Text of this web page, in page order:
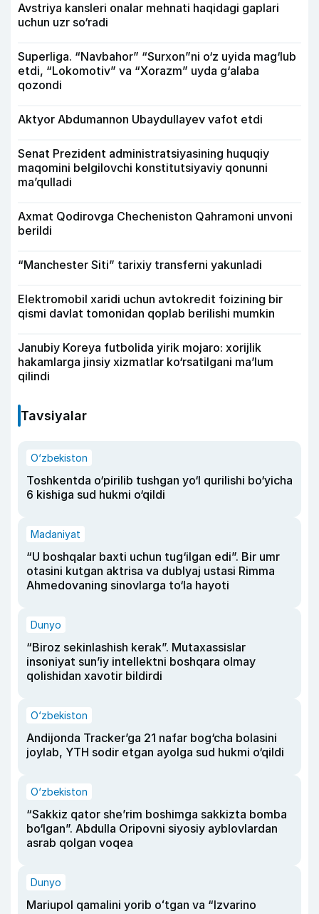
Avstriya kansleri onalar mehnati haqidagi gaplari
uchun uzr so‘radi
Superliga. “Navbahor” “Surxon”ni o‘z uyida mag‘lub
etdi, “Lokomotiv” va “Xorazm” uyda g‘alaba
qozondi
Aktyor Abdu­mannon Ubaydullayev vafot etdi
Senat Prezident administratsiyasining huquqiy
maqomini belgilovchi konstitutsiyaviy qonunni
ma’qulladi
Axmat Qodirovga Checheniston Qahramoni unvoni
berildi
“Manchester Siti” tarixiy transferni yakunladi
Elektromobil xaridi uchun avtokredit foizining bir
qismi davlat tomonidan qoplab berilishi mumkin
Janubiy Koreya futbolida yirik mojaro: xorijlik
hakamlarga jinsiy xizmatlar ko‘rsatilgani ma’lum
qilindi
Tavsiyalar
O‘zbekiston
Toshkentda o‘pirilib tushgan yo‘l qurilishi bo‘yicha
6 kishiga sud hukmi o‘qildi
Madaniyat
“U boshqalar baxti uchun tug‘ilgan edi”. Bir umr
otasini kutgan aktrisa va dublyaj ustasi Rimma
Ahmedovaning sinovlarga to‘la hayoti
Dunyo
“Biroz sekinlashish kerak”. Mutaxassislar
insoniyat sun’iy intellektni boshqara olmay
qolishidan xavotir bildirdi
O‘zbekiston
Andijonda Tracker’ga 21 nafar bog‘cha bolasini
joylab, YTH sodir etgan ayolga sud hukmi o‘qildi
O‘zbekiston
“Sakkiz qator she’rim boshimga sakkizta bomba
bo‘lgan”. Abdulla Oripovni siyosiy ayblovlardan
asrab qolgan voqea
Dunyo
Mariupol qamalini yorib oʻtgan va “Izvarino